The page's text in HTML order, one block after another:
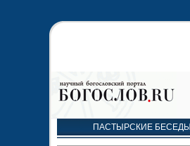
ПАСТЫРСКИЕ БЕСЕДЫ